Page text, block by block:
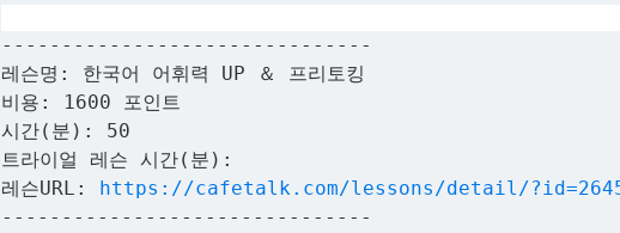
-------------------------------
레슨명: 한국어 어휘력 UP ＆ 프리토킹
비용: 1600 포인트
시간(분): 50
트라이얼 레슨 시간(분):
레슨URL: https://cafetalk.com/lessons/detail/
-------------------------------